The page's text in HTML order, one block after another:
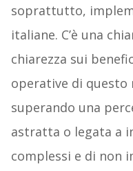
soprattutto,
italiane. C’è una
chiarezza sui
operative di questo
superando una
astratta o legata a
complessi e di non